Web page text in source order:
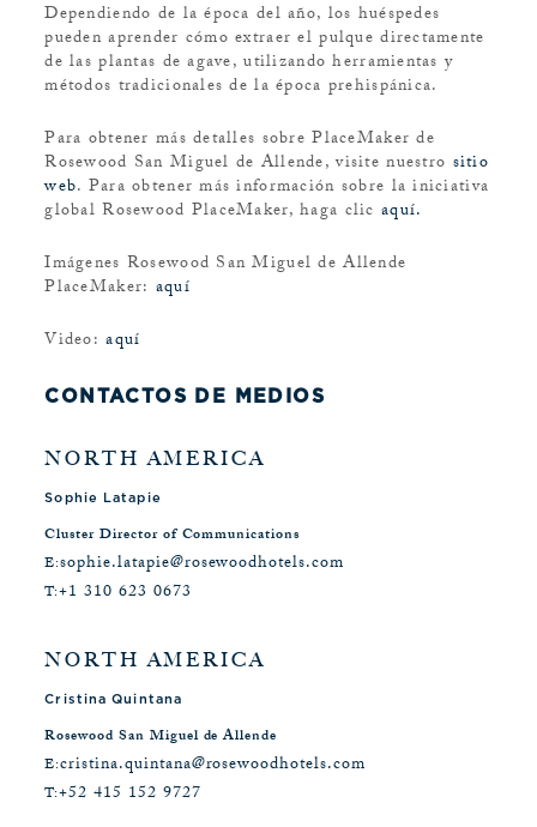
Dependiendo de la época del año, los huéspedes
pueden aprender cómo extraer el pulque directamente
de las plantas de agave, utilizando herramientas y
métodos tradicionales de la época prehispánica.
Para obtener más detalles sobre PlaceMaker de
Rosewood San Miguel de Allende, visite nuestro sitio
web. Para obtener más información sobre la iniciativa
global Rosewood PlaceMaker, haga clic aquí.
Imágenes Rosewood San Miguel de Allende
PlaceMaker: aquí
Video:aquí
CONTACTOS DE MEDIOS
NORTH AMERICA
Sophie Latapie
Cluster Director of Communications
E:sophie.latapie@rosewoodhotels.com
T:+1 310 623 0673
NORTH AMERICA
Cristina Quintana
Rosewood San Miguel de Allende
E:cristina.quintana@rosewoodhotels.com
T:+52 415 152 9727